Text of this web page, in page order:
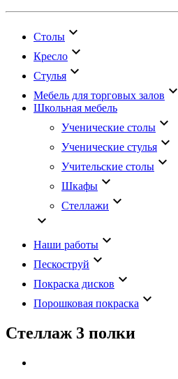
Столы keyboard_arrow_down
Кресло keyboard_arrow_down
Стулья keyboard_arrow_down
Мебель для торговых залов keyboard_arrow_down
Школьная мебель
Ученические столы keyboard_arrow_down
Ученические стулья keyboard_arrow_down
Учительские столы keyboard_arrow_down
Шкафы keyboard_arrow_down
Стеллажи keyboard_arrow_down
keyboard_arrow_down
Наши работы keyboard_arrow_down
Пескоструй keyboard_arrow_down
Покраска дисков keyboard_arrow_down
Порошковая покраска keyboard_arrow_down
Стеллаж 3 полки